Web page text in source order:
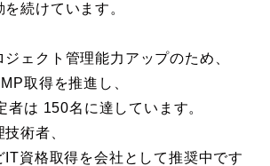
続けています。
ェクト管理能力アップのため、
取得を推進し、
者は 150名に達しています。
術者、
IT資格取得を会社として推奨中です